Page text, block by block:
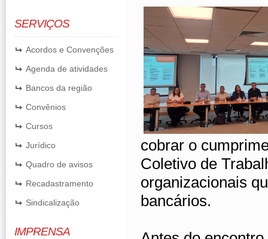
SERVIÇOS
Acordos e Convenções
Agenda de atividades
Bancos da região
Convênios
Cursos
Jurídico
Quadro de avisos
Recadastramento
Sindicalização
IMPRENSA
cobrar o
Coletivo de
organizacionais
bancários.